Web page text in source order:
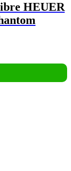
HEUER